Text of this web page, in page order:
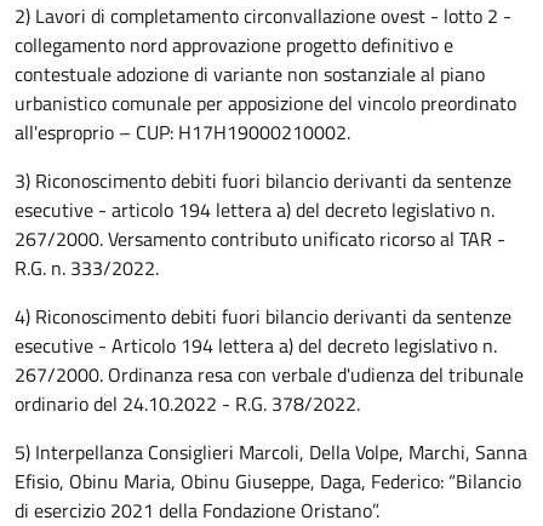
2) Lavori di completamento circonvallazione ovest - lotto 2 -
collegamento nord approvazione progetto definitivo e
contestuale adozione di variante non sostanziale al piano
urbanistico comunale per apposizione del vincolo preordinato
all'esproprio – CUP: H17H19000210002.
3) Riconoscimento debiti fuori bilancio derivanti da sentenze
esecutive - articolo 194 lettera a) del decreto legislativo n.
267/2000. Versamento contributo unificato ricorso al TAR -
R.G. n. 333/2022.
4) Riconoscimento debiti fuori bilancio derivanti da sentenze
esecutive - Articolo 194 lettera a) del decreto legislativo n.
267/2000. Ordinanza resa con verbale d'udienza del tribunale
ordinario del 24.10.2022 - R.G. 378/2022.
5) Interpellanza Consiglieri Marcoli, Della Volpe, Marchi, Sanna
Efisio, Obinu Maria, Obinu Giuseppe, Daga, Federico: “Bilancio
di esercizio 2021 della Fondazione Oristano”.